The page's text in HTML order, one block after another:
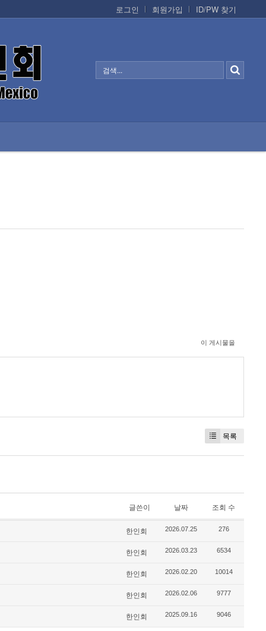
로그인 회원가입 ID/PW 찾기
이 게시물을
목록
글쓴이 날짜 조회 수
한인회 2026.07.25 276
한인회 2026.03.23 6534
한인회 2026.02.20 10014
한인회 2026.02.06 9777
한인회 2025.09.16 9046